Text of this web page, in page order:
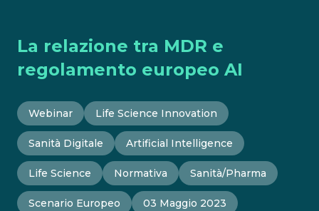
La relazione tra MDR e
regolamento europeo AI
Webinar Life Science Innovation
Sanità Digitale Artificial Intelligence
Life Science Normativa Sanità/Pharma
Scenario Europeo 03 Maggio 2023